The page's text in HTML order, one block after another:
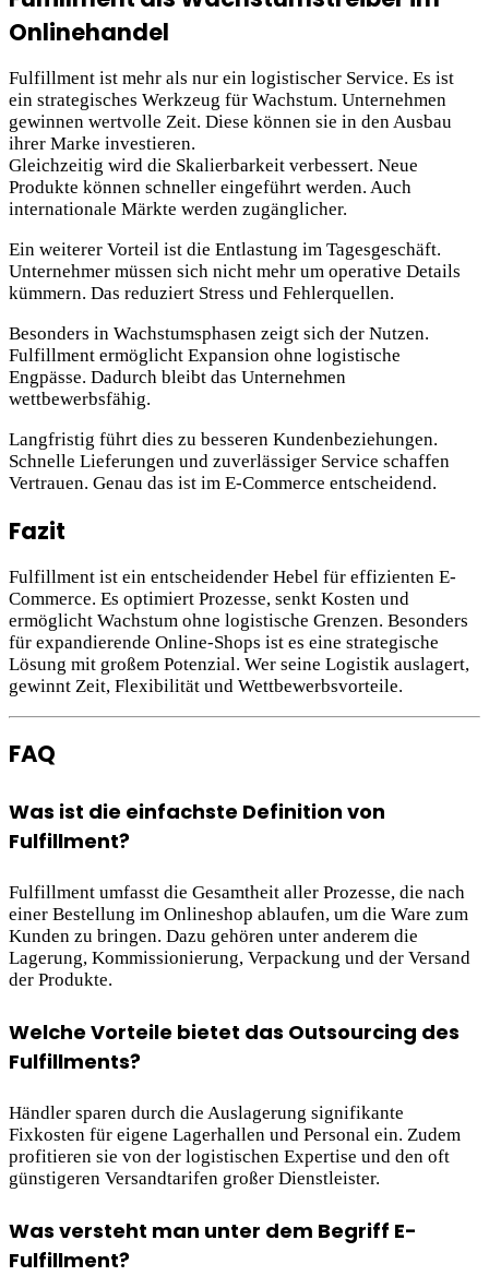
Onlinehandel
Fulfillment ist mehr als nur ein logistischer Service. Es ist
ein strategisches Werkzeug für Wachstum. Unternehmen
gewinnen wertvolle Zeit. Diese können sie in den Ausbau
ihrer Marke investieren.
Gleichzeitig wird die Skalierbarkeit verbessert. Neue
Produkte können schneller eingeführt werden. Auch
internationale Märkte werden zugänglicher.
Ein weiterer Vorteil ist die Entlastung im Tagesgeschäft.
Unternehmer müssen sich nicht mehr um operative Details
kümmern. Das reduziert Stress und Fehlerquellen.
Besonders in Wachstumsphasen zeigt sich der Nutzen.
Fulfillment ermöglicht Expansion ohne logistische
Engpässe. Dadurch bleibt das Unternehmen
wettbewerbsfähig.
Langfristig führt dies zu besseren Kundenbeziehungen.
Schnelle Lieferungen und zuverlässiger Service schaffen
Vertrauen. Genau das ist im E-Commerce entscheidend.
Fazit
Fulfillment ist ein entscheidender Hebel für effizienten E-
Commerce. Es optimiert Prozesse, senkt Kosten und
ermöglicht Wachstum ohne logistische Grenzen. Besonders
für expandierende Online-Shops ist es eine strategische
Lösung mit großem Potenzial. Wer seine Logistik auslagert,
gewinnt Zeit, Flexibilität und Wettbewerbsvorteile.
FAQ
Was ist die einfachste Definition von
Fulfillment?
Fulfillment umfasst die Gesamtheit aller Prozesse, die nach
einer Bestellung im Onlineshop ablaufen, um die Ware zum
Kunden zu bringen. Dazu gehören unter anderem die
Lagerung, Kommissionierung, Verpackung und der Versand
der Produkte.
Welche Vorteile bietet das Outsourcing des
Fulfillments?
Händler sparen durch die Auslagerung signifikante
Fixkosten für eigene Lagerhallen und Personal ein. Zudem
profitieren sie von der logistischen Expertise und den oft
günstigeren Versandtarifen großer Dienstleister.
Was versteht man unter dem Begriff E-
Fulfillment?